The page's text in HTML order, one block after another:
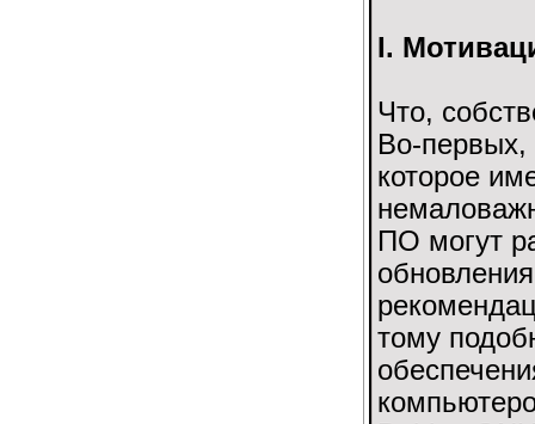
I.
Что,
Во-первых,
которое
ПО могут
тому